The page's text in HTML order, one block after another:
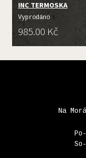
INC TERMOSKA
Vyprodáno
Cena:
985.00 Kč
Na